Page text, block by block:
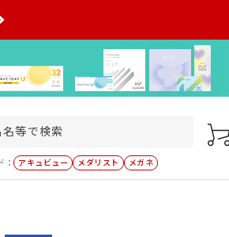
： アキュビュー メダリスト メガネ